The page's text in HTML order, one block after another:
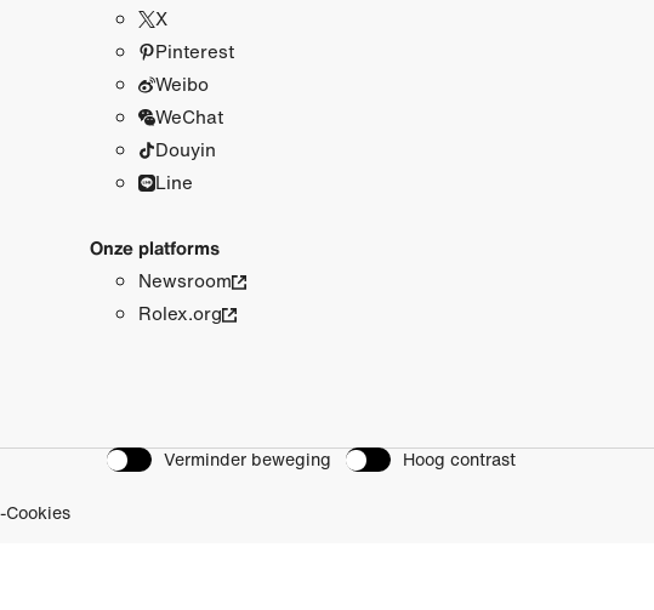
X
Pinterest
Weibo
WeChat
Douyin
Line
Onze platforms
Newsroom
Rolex.org
Verminder beweging Hoog contrast
Cookies